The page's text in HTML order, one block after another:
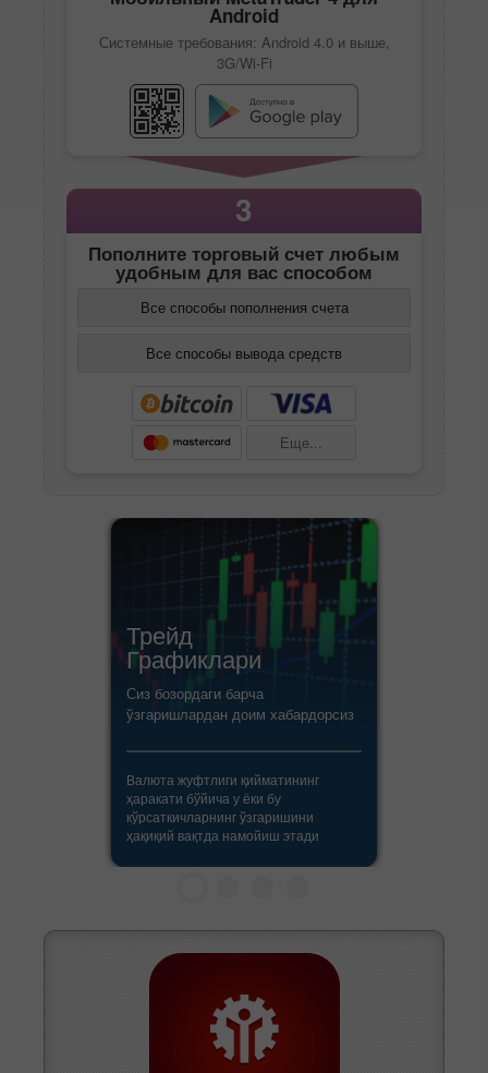
Android
Системные требования: Android 4.0 и выше,
3G/Wi-Fi
3
Пополните торговый счет любым
удобным для вас способом
Все способы пополнения счета
Все способы вывода средств
Еще...
Трейд
Графиклари
Сиз бозордаги барча
ўзгаришлардан доим хабардорсиз
Валюта жуфтлиги қийматининг
ҳаракати бўйича у ёки бу
кўрсаткичларнинг ўзгаришини
ҳақиқий вақтда намойиш этади